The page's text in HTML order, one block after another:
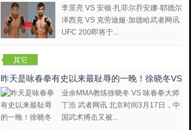
李景亮 VS 安顿·扎菲尔乔安娜·耶德尔
泽西克 VS 克劳迪娅·加德哈武者网讯
UFC 200即将于...
其它
昨天是咏春拳有史以来最耻辱的一晚！徐晓冬VS
咏春拳大师
业余MMA教练徐晓冬 VS 咏春拳大师
丁浩 武者网讯 北京时间3月17日，中
国武术搏击又被...